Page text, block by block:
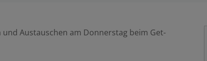
Austauschen am Donnerstag beim Get-